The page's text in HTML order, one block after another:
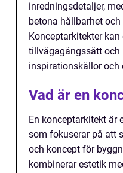
inredningsdetaljer,
betona hållbarhet
Konceptarkitekter
tillvägagångssätt och
inspirationskällor och
Vad är en
En konceptarkitekt är
som fokuserar på att
och koncept för
kombinerar estetik